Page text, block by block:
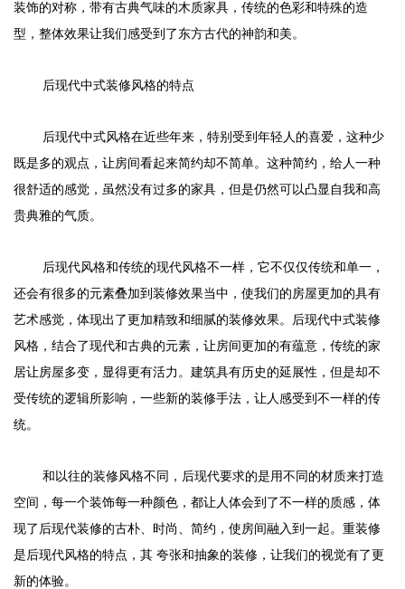
装饰的对称，带有古典气味的木质家具，传统的色彩和特殊的造
型，整体效果让我们感受到了东方古代的神韵和美。
后现代中式装修风格的特点
后现代中式风格在近些年来，特别受到年轻人的喜爱，这种少
既是多的观点，让房间看起来简约却不简单。这种简约，给人一种
很舒适的感觉，虽然没有过多的家具，但是仍然可以凸显自我和高
贵典雅的气质。
后现代风格和传统的现代风格不一样，它不仅仅传统和单一，
还会有很多的元素叠加到装修效果当中，使我们的房屋更加的具有
艺术感觉，体现出了更加精致和细腻的装修效果。后现代中式装修
风格，结合了现代和古典的元素，让房间更加的有蕴意，传统的家
居让房屋多变，显得更有活力。建筑具有历史的延展性，但是却不
受传统的逻辑所影响，一些新的装修手法，让人感受到不一样的传
统。
和以往的装修风格不同，后现代要求的是用不同的材质来打造
空间，每一个装饰每一种颜色，都让人体会到了不一样的质感，体
现了后现代装修的古朴、时尚、简约，使房间融入到一起。重装修
是后现代风格的特点，其 夸张和抽象的装修，让我们的视觉有了更
新的体验。